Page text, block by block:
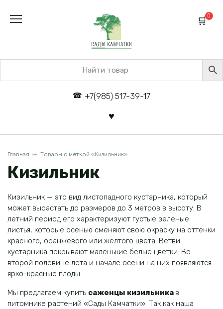
+7(985) 517-39-17
0
Главная Товары с меткой «Кизильник»
Кизильник
Кизильник — это вид листопадного кустарника, который
может вырастать до размеров до 3 метров в высоту. В
летний период его характеризуют густые зеленые
листья, которые осенью сменяют свою окраску на оттенки
красного, оранжевого или желтого цвета. Ветви
кустарника покрывают маленькие белые цветки. Во
второй половине лета и начале осени на них появляются
ярко-красные плоды.
Мы предлагаем купить саженцы кизильника в
питомнике растений «Сады Камчатки». Так как наша